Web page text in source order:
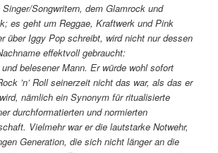
Songwritern, dem Glamrock und
es geht um Reggae, Kraftwerk und Pink
über Iggy Pop schreibt, wird nicht nur dessen
effektvoll gebraucht:
belesener Mann. Er würde wohl sofort
’n’ Roll seinerzeit nicht das war, als das er
nämlich ein Synonym für ritualisierte
durchformatierten und normierten
Vielmehr war er die lautstarke Notwehr,
Generation, die sich nicht länger an die